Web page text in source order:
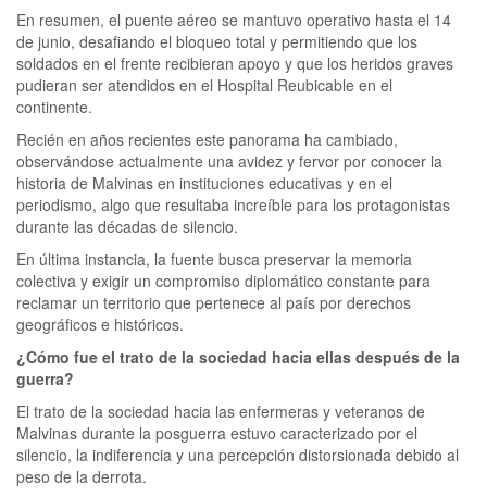
En resumen, el puente aéreo se mantuvo operativo hasta el 14
de junio, desafiando el bloqueo total y permitiendo que los
soldados en el frente recibieran apoyo y que los heridos graves
pudieran ser atendidos en el Hospital Reubicable en el
continente.
Recién en años recientes este panorama ha cambiado,
observándose actualmente una avidez y fervor por conocer la
historia de Malvinas en instituciones educativas y en el
periodismo, algo que resultaba increíble para los protagonistas
durante las décadas de silencio.
En última instancia, la fuente busca preservar la memoria
colectiva y exigir un compromiso diplomático constante para
reclamar un territorio que pertenece al país por derechos
geográficos e históricos.
¿Cómo fue el trato de la sociedad hacia ellas después de la
guerra?
El trato de la sociedad hacia las enfermeras y veteranos de
Malvinas durante la posguerra estuvo caracterizado por el
silencio, la indiferencia y una percepción distorsionada debido al
peso de la derrota.